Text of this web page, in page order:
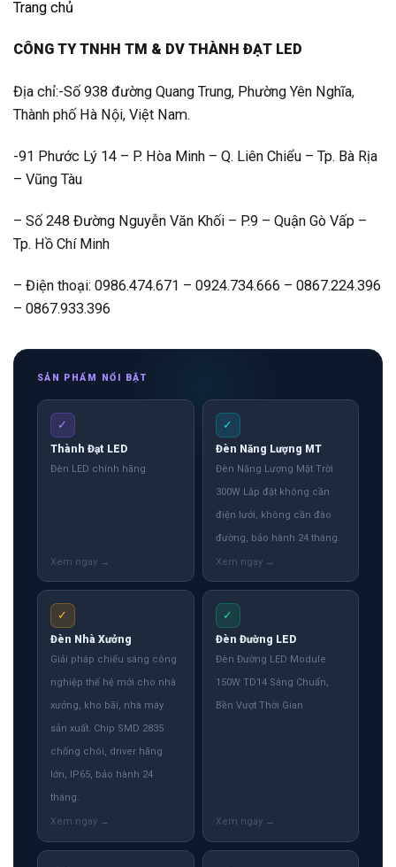
Trang chủ
CÔNG TY TNHH TM & DV THÀNH ĐẠT LED
Địa chỉ:-Số 938 đường Quang Trung, Phường Yên Nghĩa,
Thành phố Hà Nội, Việt Nam.
-91 Phước Lý 14 – P. Hòa Minh – Q. Liên Chiểu – Tp. Bà Rịa
– Vũng Tàu
– Số 248 Đường Nguyễn Văn Khối – P.9 – Quận Gò Vấp –
Tp. Hồ Chí Minh
– Điện thoại: 0986.474.671 – 0924.734.666 – 0867.224.396
– 0867.933.396
SẢN PHẨM NỔI BẬT
✓
Thành Đạt LED
Đèn LED chính hãng
✓
Đèn Năng Lượng MT
Đèn Năng Lượng Mặt Trời
300W Lắp đặt không cần
điện lưới, không cần đào
đường, bảo hành 24 tháng.
✓
Đèn Nhà Xưởng
Giải pháp chiếu sáng công
nghiệp thế hệ mới cho nhà
xưởng, kho bãi, nhà máy
sản xuất. Chip SMD 2835
chống chói, driver hãng
lớn, IP65, bảo hành 24
tháng.
✓
Đèn Đường LED
Đèn Đường LED Module
150W TD14 Sáng Chuẩn,
Bền Vượt Thời Gian